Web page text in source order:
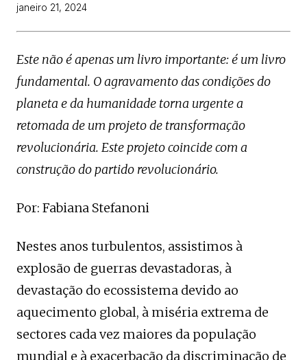
janeiro 21, 2024
Este não é apenas um livro importante: é um livro
fundamental. O agravamento das condições do
planeta e da humanidade torna urgente a
retomada de um projeto de transformação
revolucionária. Este projeto coincide com a
construção do partido revolucionário.
Por: Fabiana Stefanoni
Nestes anos turbulentos, assistimos à
explosão de guerras devastadoras, à
devastação do ecossistema devido ao
aquecimento global, à miséria extrema de
sectores cada vez maiores da população
mundial e à exacerbação da discriminação de